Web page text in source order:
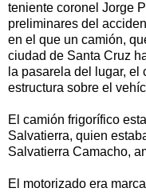
teniente coronel Jorge
preliminares del
en el que un camión,
ciudad de Santa Cruz
la pasarela del lugar,
estructura sobre el
El camión frigorífico
Salvatierra, quien
Salvatierra Camacho,
El motorizado era